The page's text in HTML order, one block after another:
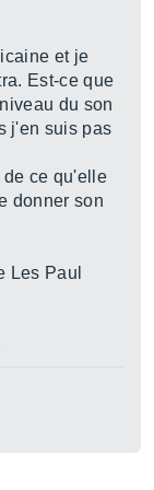
et je
Est-ce que
du son
j'en suis pas
de ce qu'elle
donner son
Les Paul